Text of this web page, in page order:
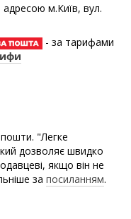
адресою м.Київ, вул.
- за тарифами
"Легке
дозволяє швидко
якщо він не
за посиланням.